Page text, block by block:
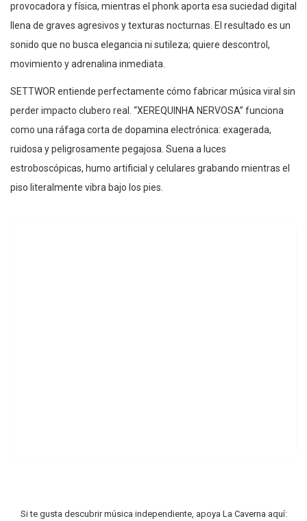
provocadora y física, mientras el phonk aporta esa suciedad digital
llena de graves agresivos y texturas nocturnas. El resultado es un
sonido que no busca elegancia ni sutileza; quiere descontrol,
movimiento y adrenalina inmediata.
SETTWOR entiende perfectamente cómo fabricar música viral sin
perder impacto clubero real. “XEREQUINHA NERVOSA” funciona
como una ráfaga corta de dopamina electrónica: exagerada,
ruidosa y peligrosamente pegajosa. Suena a luces
estroboscópicas, humo artificial y celulares grabando mientras el
piso literalmente vibra bajo los pies.
Si te gusta descubrir música independiente, apoya La Caverna aquí: